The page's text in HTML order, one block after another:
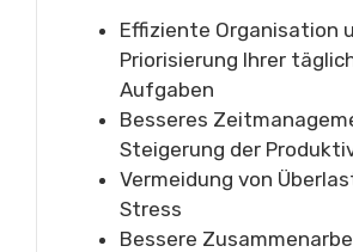
Effiziente Organisation
Priorisierung Ihrer
Aufgaben
Besseres
Steigerung der
Vermeidung von
Stress
Bessere